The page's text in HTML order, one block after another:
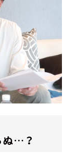
ぬ…？